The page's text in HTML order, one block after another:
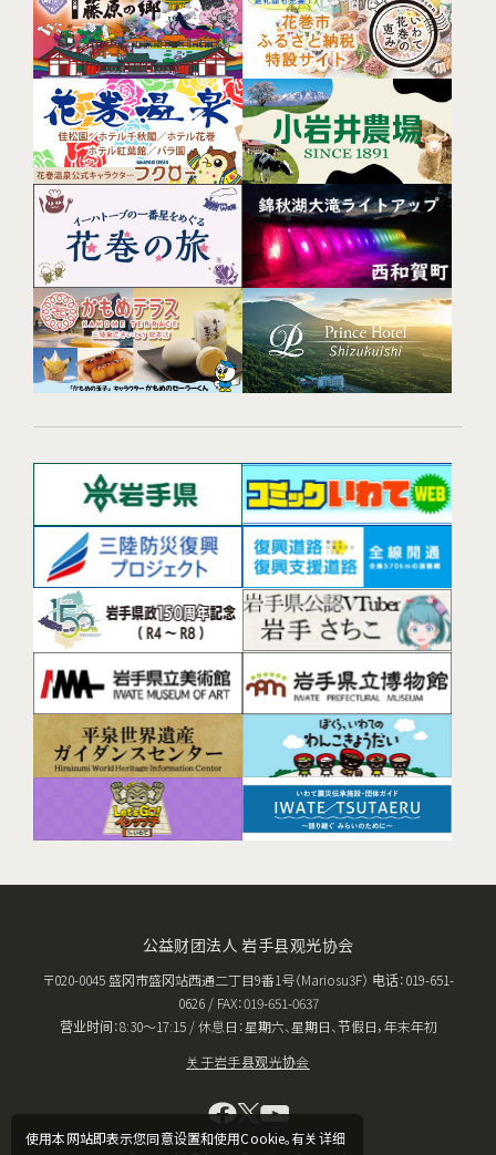
使用本网站即表示您同意设置和使用Cookie。有关详细
公益财团法人 岩手县观光协会
〒020-0045 盛冈市盛冈站西通二丁目9番1号（Mariosu3F） 电话：019-651-
0626 / FAX：019-651-0637
营业时间：8:30〜17:15 / 休息日：星期六、星期日、节假日，年末年初
关于岩手县观光协会